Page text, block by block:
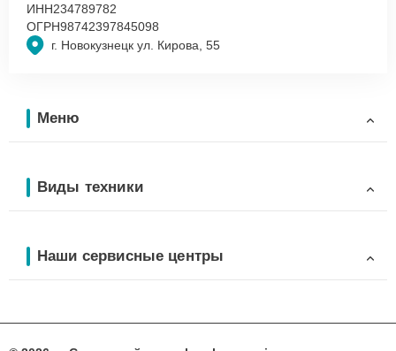
г. Новокузнецк ул. Кирова, 55
ИНН234789782
ОГРН98742397845098
Меню
Виды техники
Наши сервисные центры